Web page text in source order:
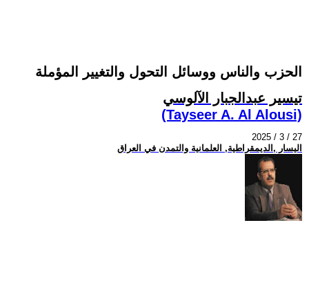
الحزب والناس ووسائل التحول والتغيير المؤملة
تيسير عبدالجبار الآلوسي
(Tayseer A. Al Alousi)
2025 / 3 / 27
اليسار ,الديمقراطية, العلمانية والتمدن في العراق